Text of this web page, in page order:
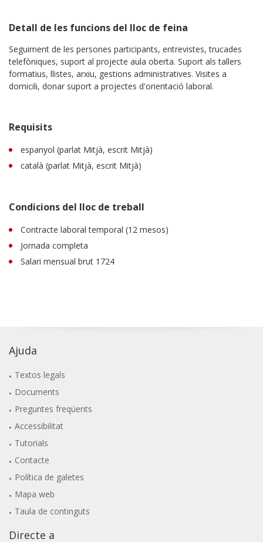
Detall de les funcions del lloc de feina
Seguiment de les persones participants, entrevistes, trucades
telefòniques, suport al projecte aula oberta. Suport als tallers
formatius, llistes, arxiu, gestions administratives. Visites a
domicili, donar suport a projectes d'orientació laboral.
Requisits
espanyol (parlat Mitjà, escrit Mitjà)
català (parlat Mitjà, escrit Mitjà)
Condicions del lloc de treball
Contracte laboral temporal (12 mesos)
Jornada completa
Salari mensual brut 1724
Ajuda
Textos legals
Documents
Preguntes freqüents
Accessibilitat
Tutorials
Contacte
Política de galetes
Mapa web
Taula de continguts
Directe a